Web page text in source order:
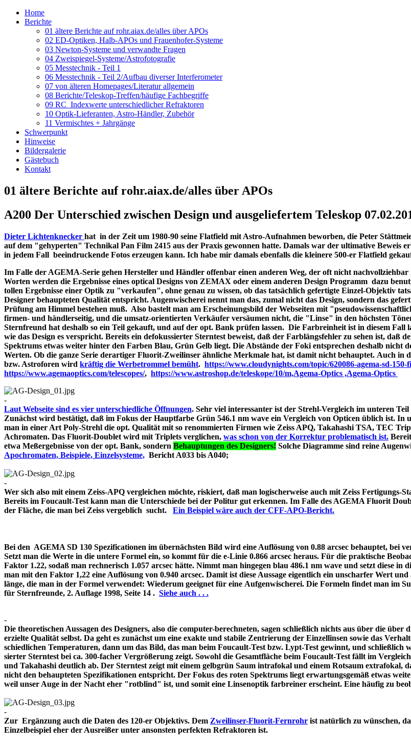
Home
Berichte
01 ältere Berichte auf rohr.aiax.de/alles über APOs
02 ED-Optiken, Halb-APOs und Frauenhofer-Systeme
03 Newton-Systeme und verwandte Fragen
04 Zweispiegel-Systeme/Astrofotografie
05 Messtechnik - Teil 1
06 Messtechnik - Teil 2/Aufbau diverser Interferometer
07 von älteren Homepages/Literatur allgemein
08 Berichte/Teleskop-Treffen/häufige Fachbegriffe
09 RC_Indexwerte unterschiedlicher Refraktoren
10 Optik-Lieferanten, Astro-Händler, Zubehör
11 Vermischtes + Jahrgänge
Schwerpunkt
Hinweise
Bildergalerie
Gästebuch
Kontakt
01 ältere Berichte auf rohr.aiax.de/alles über APOs
A200 Der Unterschied zwischen Design und ausgeliefertem Teleskop
Dieter Lichtenknecker hat in der Zeit um 1980-90 seine Flatfield mit Astro-Aufnahmen beworben, die Peter
auf dem "gehyperten" Technikal Pan Film 2415 aus der Praxis gewonnen hatte. Damals war der ultimative Beweis
in jedem Fall beeindruckende Fotos erzeugen kann. Ich habe mir damals ebenfalls die kleinere 500-er Flatfield
Im Falle der AGEMA-Serie gehen Hersteller und Händler offenbar einen anderen Weg, der oft nicht
Worten werden die Ergebnisse eines optical Designs von ZEMAX oder einem anderen Design Programm dazu
tollen Ergebnisse einer Optik zu "verkaufen", ohne genau zu wissen, ob das tatsächlich gefertigte Einzel-Objektiv
Designer behaupteten Qualität entspricht. Augenwischerei nennt man das, zumal nicht das Design, sondern das
Prüfung am Himmel bestehen muß. Also bastelt man am Erscheinungsbild der Webseiten mit
firmen- und händlerseitig, und die umsatz-orientierten Verkäufer versäumen nicht, die "Linse" in den höchsten
Sternfreund hat deshalb so ein Teil gekauft, und auf der opt. Bank prüfen lassen. Die Farbreinheit ist in diesem Fall
wie das Design es verspricht. Bereits ein defokussierter Sterntest beweist, daß der Farblängsfehler zu sehen ist, daß
Spektrums etwas weiter hinter den Farben Blau, Grün Gelb liegt. Die Abstände der Foki entsprechen deshalb nicht
Werten. Ob die ganze Serie derartiger Fluorit-Zweilinser ähnliche Merkmale hat, ist damit nicht behauptet. Auch in
bzw. Astroforen wird kräftig die Werbetrommel bemüht. https://www.cloudynights.com/topic/620086-agema-sd-
https://www.agemaoptics.com/telescopes/, https://www.astroshop.de/teleskope/10/m,Agema-Optics ,Agema-Optics
-
Laut Webseite sind es vier unterschiedliche Öffnungen. Sehr viel interessanter ist der Strehl-Vergleich im unteren
Zunächst wird bestätigt, daß im Fokus der Hauptfarbe Grün 546.1 nm wave ein Vergleich von Opticen üblich ist. In
man in einer Art Poly-Strehl die opt. Qualität mit so renommierten Firmen wie Zeiss APQ, Takahashi TSA, TEC
Achromaten. Das Fluorit-Doublet wird mit Triplets verglichen, was schon von der Korrektur problematisch ist.
etwa Meßergebnisse von der opt. Bank, sondern Behauptungen des Designers! Solche Diagramme sind reine
Apochromaten, Beispiele, Einzelsysteme, Bericht A033 bis A040;
-
Wer sich also mit einem Zeiss-APQ vergleichen möchte, riskiert, daß man logischerweise auch mit Zeiss Fertigungs-
Bereits im Foucault-Test kann man die Unterschiede bei der Politur gut erkennen. Im Falle des AGEMA Fluorit
der Fläche, die man bei Zeiss vergeblich sucht. Ein Beispiel wäre auch der CFF-APO-Bericht.
Bei den AGEMA SD 130 Spezificationen im übernächsten Bild wird eine Auflösung von 0.88 arcsec behauptet, bei
Setzt man die Werte in die untere Formel ein, so kommt für die e-Linie 0.866 arcsec heraus. Für die praktische
Faktor 1.22, sodaß man rechnerisch 1.057 arcsec hätte. Nimmt man hingegen blau 486.1 nm wave und setzt diese in
man mit den Faktor 1,22 eine Auflösung von 0.940 arcsec. Damit ist diese Aussage eigentlich ein unscharfer Wert
länge, die man in der Formel verwendet: Wiederum geeignet für eine Aufgenwischerei. Die Formeln findet man im
für Sternfreunde, 2. Auflage 1998, Seite 14 . Siehe auch . . .
-
Die theoretischen Aussagen des Designers, also die computer-berechneten, sagen schließlich nichts aus über die über
erzielte Qualität selbst. Da geht es zunächst um eine exakte und stabile Zentrierung der Einzellinsen sowie das
schiedlichen Temperaturen, dann um das Bild, das man beim Foucault-Test bzw. Lypt-Test gewinnt, und schließlich
sierter Sterntest bei ca. 300-facher Vergrößerung zeigt. Sowohl die Gesamtfläche beim Foucault-Test fällt im
und Takahashi deutlich ab. Der Sterntest zeigt mit einem gelbgrün Saum intrafokal und einem Rotsaum extrafokal,
nicht den behaupteten Spezifikationen entspricht. Der Fokus des roten Spektrums liegt erwartungsgemäß etwas
weil unser Auge in der Nacht eher "rotblind" ist, und somit eine Linsenoptik farbreiner erscheint. Eine häufig
-
Zur Ergänzung auch die Daten des 120-er Objektivs. Dem Zweilinser-Fluorit-Fernrohr ist natürlich zu wünschen,
Einzelbeispiel eher der Ausreißer unter ansonsten perfekten Refraktoren ist.